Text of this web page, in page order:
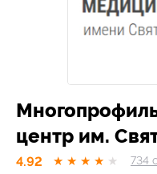
центр им.
4.92 ★ ★ ★ ★ ★ 734